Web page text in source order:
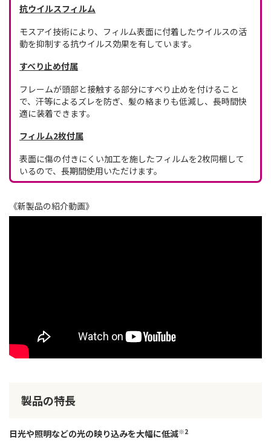
抗ウイルスフィルム
モスアイ技術により、フィルム表面に付着したウイルスの活
動を抑制する抗ウイルス効果を有しています。
すべり止め付属
フレームが頭部と接触する部分にすべり止めを付けること
で、汗等によるズレを防ぎ、髪の絡まりも低減し、長時間快
適に装着できます。
フィルム2枚付属
表面に傷の付きにくい加工を施したフィルムを2枚同梱して
いるので、長期間使用いただけます。
《新製品の紹介動画》
製品の特長
日光や照明などの光の映り込みを大幅に低減※2